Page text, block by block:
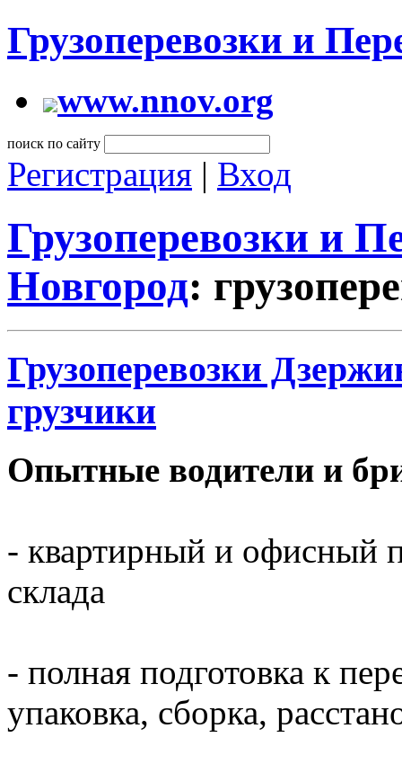
Грузоперевозки и
www.nnov.org
поиск по сайту
Регистрация | Вход
Грузоперевозки и
Новгород:
Грузоперевозки
грузчики
Опытные водители и
- квартирный и офисный
склада
- полная подготовка к
упаковка, сборка,